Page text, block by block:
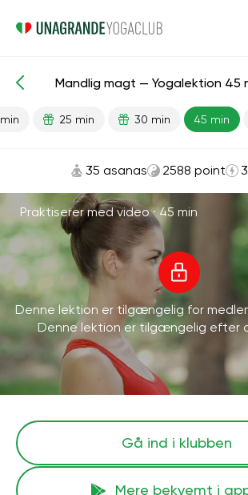
Færdiglavede lektioner Køn
Mandlig magt — Yogalektion 45
25 min 30 min 45 min
35 asanas 2588 point
Praktiserer med video ·45 min
Denne lektion er tilgængelig for
Denne lektion er tilgængelig efter
Gå ind i klubben
Mere bekvemt i